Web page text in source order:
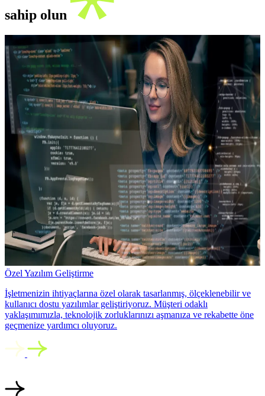
sahip olun
Özel Yazılım Geliştirme
İşletmenizin ihtiyaçlarına özel olarak tasarlanmış, ölçeklenebilir ve
kullanıcı dostu yazılımlar geliştiriyoruz. Müşteri odaklı
yaklaşımımızla, teknolojik zorluklarınızı aşmanıza ve rekabette öne
geçmenize yardımcı oluyoruz.